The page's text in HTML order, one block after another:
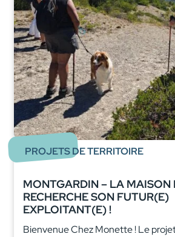
PROJETS DE TERRITOIRE
MONTGARDIN – LA MAISON
RECHERCHE SON FUTUR(E)
EXPLOITANT(E) !
Bienvenue Chez Monette ! Le